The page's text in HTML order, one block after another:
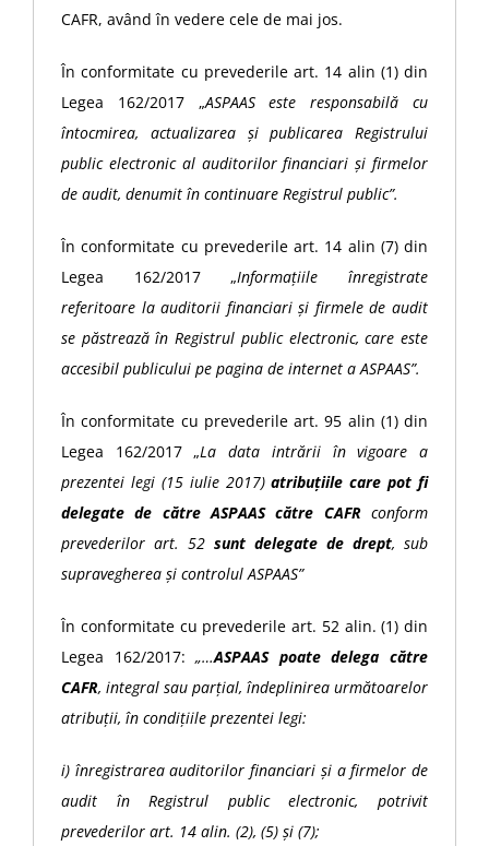
CAFR, având în vedere cele de mai jos.
În conformitate cu prevederile art. 14 alin (1) din
Legea 162/2017 „ASPAAS este responsabilă cu
întocmirea, actualizarea și publicarea Registrului
public electronic al auditorilor financiari și firmelor
de audit, denumit în continuare Registrul public”.
În conformitate cu prevederile art. 14 alin (7) din
Legea 162/2017 „Informațiile înregistrate
referitoare la auditorii financiari și firmele de audit
se păstrează în Registrul public electronic, care este
accesibil publicului pe pagina de internet a ASPAAS”.
În conformitate cu prevederile art. 95 alin (1) din
Legea 162/2017 „La data intrării în vigoare a
prezentei legi (15 iulie 2017)atribuțiile care pot fi
delegate de către ASPAAS către CAFR conform
prevederilor art. 52 sunt delegate de drept, sub
supravegherea și controlul ASPAAS”
În conformitate cu prevederile art. 52 alin. (1) din
Legea 162/2017:„…ASPAAS poate delega către
CAFR, integral sau parțial, îndeplinirea următoarelor
atribuții, în condițiile prezentei legi:
i) înregistrarea auditorilor financiari și a firmelor de
audit în Registrul public electronic, potrivit
prevederilor art. 14 alin. (2), (5) și (7);